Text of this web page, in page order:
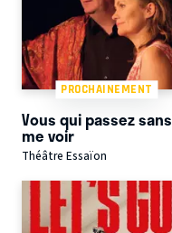
PROCHAINEMENT
Vous qui passez sans
me voir
Théâtre Essaïon